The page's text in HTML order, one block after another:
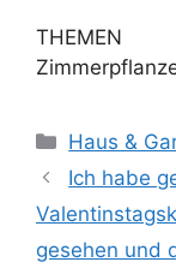
THEMEN
Kategorien
Haus &
Ich habe
gesehen und